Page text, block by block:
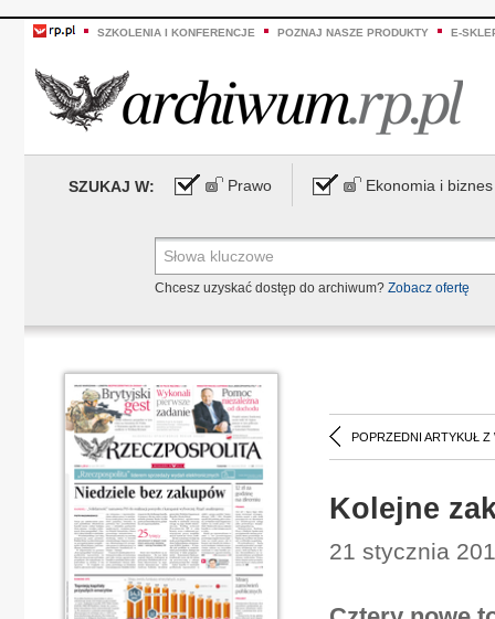
SZKOLENIA I KONFERENCJE POZNAJ NASZE PRODUKTY E-
SZUKAJ W: Prawo Ekonomia i biznes
Chcesz uzyskać dostęp do archiwum? Zobacz ofertę
POPRZEDNI ARTYKUŁ Z
Kolejne
21 stycznia